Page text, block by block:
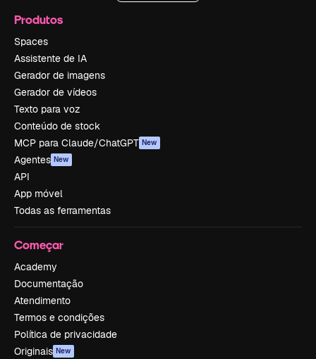
Produtos
Spaces
Assistente de IA
Gerador de imagens
Gerador de vídeos
Texto para voz
Conteúdo de stock
MCP para Claude/ChatGPT New
Agentes New
API
App móvel
Todas as ferramentas
Começar
Academy
Documentação
Atendimento
Termos e condições
Política de privacidade
Originais New